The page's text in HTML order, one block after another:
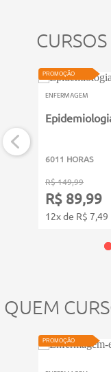
Complicações
Assistência de
PROMOÇÃO
ENFERMAGEM
6011 HORAS
R$ 149,99
R$ 89,99
12x de R$ 7,49
QUEM
PROMOÇÃO